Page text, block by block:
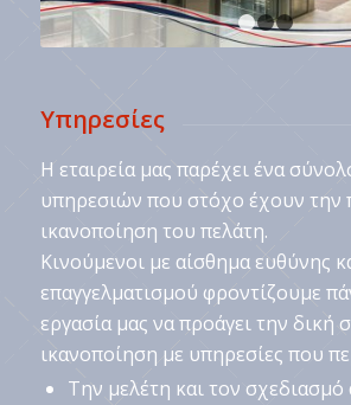
Υπηρεσίες
Η εταιρεία μας παρέχει ένα
υπηρεσιών που στόχο έχουν την
ικανοποίηση του πελάτη.
Κινούμενοι με αίσθημα ευθύνης
επαγγελματισμού φροντίζουμε
εργασία μας να προάγει την δική
ικανοποίηση με υπηρεσίες που
Την μελέτη και τον